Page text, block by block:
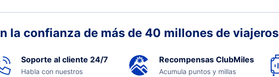
la confianza de más de 40 millones de viajeros
Soporte al cliente 24/7
Habla con nuestros
Recompensas ClubMiles
Acumula puntos y millas